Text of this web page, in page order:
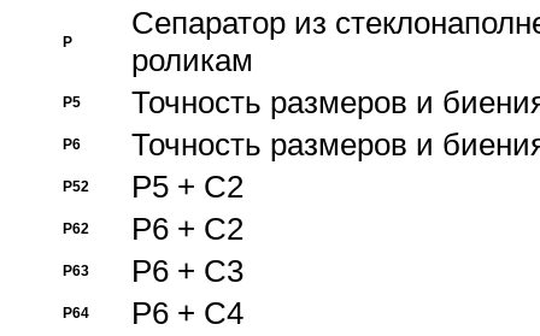
P
Cепаратор из
роликам
P5 Точность размеров и
P6 Точность размеров и
P52 P5 + C2
P62 P6 + C2
P63 P6 + C3
P64 P6 + C4